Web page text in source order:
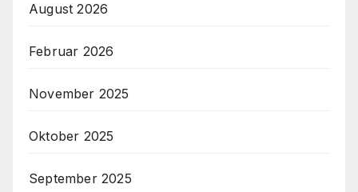
August 2026
Februar 2026
November 2025
Oktober 2025
September 2025